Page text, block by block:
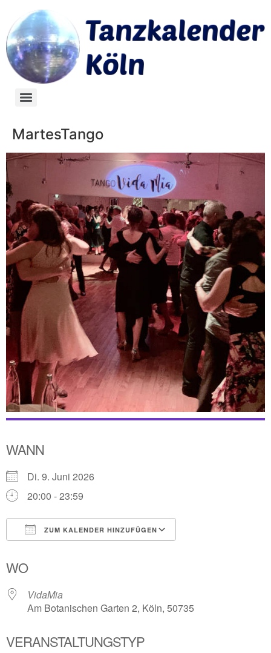
MartesTango
WANN
Di. 9. Juni 2026
20:00 - 23:59
ZUM KALENDER HINZUFÜGEN
WO
VidaMia
Am Botanischen Garten 2, Köln, 50735
VERANSTALTUNGSTYP